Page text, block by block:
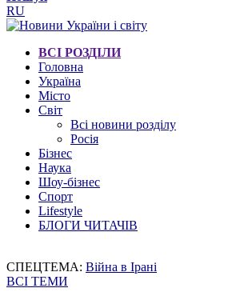
RU
ВСІ РОЗДІЛИ
Головна
Україна
Місто
Світ
Всі новини розділу
Росія
Бізнес
Наука
Шоу-бізнес
Спорт
Lifestyle
БЛОГИ ЧИТАЧІВ
СПЕЦТЕМА: Війна в Ірані
ВСІ ТЕМИ